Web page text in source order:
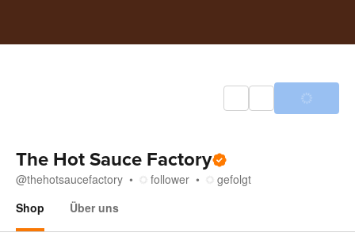
The Hot Sauce Factory
@thehotsaucefactory follower
gefolgt
Shop
Über uns